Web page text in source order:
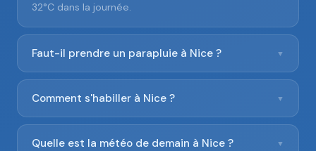
32°C dans la journée.
Faut-il prendre un parapluie à Nice ? ▼
Comment s'habiller à Nice ? ▼
Quelle est la météo de demain à Nice ? ▼